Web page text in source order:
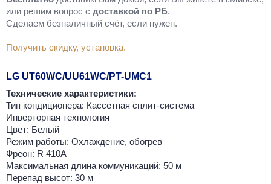
или решим вопрос с доставкой по РБ.
Cделаем безналичный счёт, если нужен.
Получить скидку, установка.
LG UT60WC/UU61WC/PT-UMC1
Технические характеристики:
Тип кондиционера: Кассетная сплит-система
Инверторная технология
Цвет: Белый
Режим работы: Охлаждение, обогрев
Фреон: R 410A
Максимальная длина коммуникаций: 50 м
Перепад высот: 30 м